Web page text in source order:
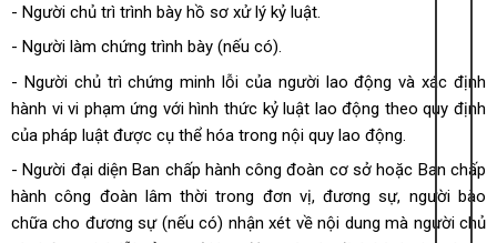
- Người chủ trì trình bày hồ sơ xử lý kỷ luật.
- Người làm chứng trình bày (nếu có).
- Người chủ trì chứng minh lỗi của người lao động và xác định
hành vi vi phạm ứng với hình thức kỷ luật lao động theo quy định
của pháp luật được cụ thể hóa trong nội quy lao động.
- Người đại diện Ban chấp hành công đoàn cơ sở hoặc Ban chấp
hành công đoàn lâm thời trong đơn vị, đương sự, người bào
chữa cho đương sự (nếu có) nhận xét về nội dung mà người chủ